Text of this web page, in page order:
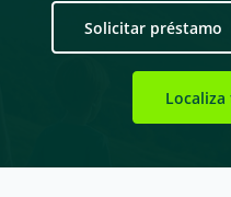
Solicitar préstamo